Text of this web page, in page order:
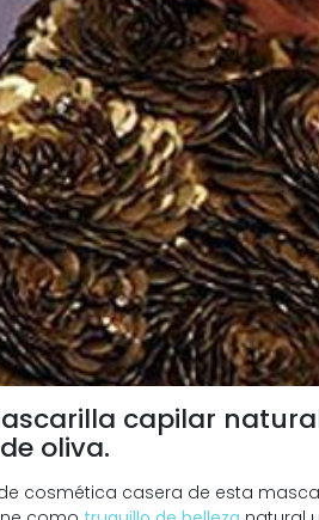
capilar
oliva.
cosmética casera de esta